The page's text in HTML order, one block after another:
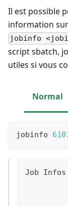
Il est possible
information
jobinfo
script sbatch,
utiles si vous
Normal
jobinfo
Job